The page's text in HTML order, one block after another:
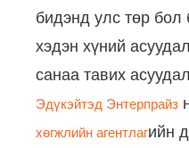
бидэнд улс төр бол
хэдэн хүний
санаа тавих
Эдүкэйтэд Энтерпрайз
хөгжлийн агентлагийн